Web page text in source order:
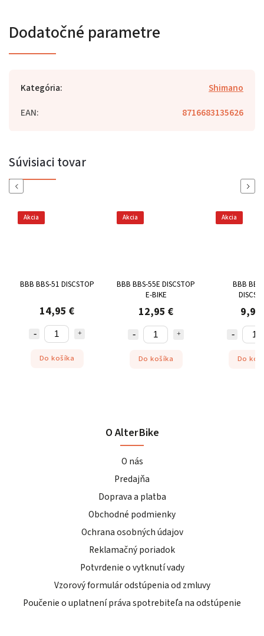
Dodatočné parametre
Kategória:
Shimano
EAN: 8716683135626
Súvisiaci tovar
Previous
Akcia
BBB BBS-51 DISCSTOP
14,95 €
Do košíka
Akcia
BBB BBS-55E DISCSTOP
E-BIKE
12,95 €
Do košíka
Akcia
BBB
9,95
Do
Next
O AlterBike
O nás
Predajňa
Doprava a platba
Obchodné podmienky
Ochrana osobných údajov
Reklamačný poriadok
Potvrdenie o vytknutí vady
Vzorový formulár odstúpenia od zmluvy
Poučenie o uplatnení práva spotrebiteľa na odstúpenie